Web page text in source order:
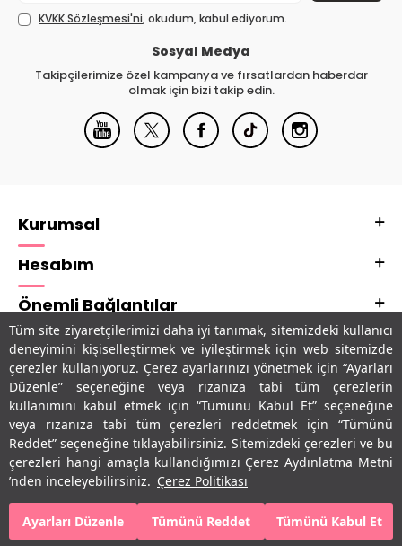
Tüm site ziyaretçilerimizi daha iyi tanımak, sitemizdeki kullanıcı
deneyimini kişiselleştirmek ve iyileştirmek için web sitemizde
çerezler kullanıyoruz. Çerez ayarlarınızı yönetmek için “Ayarları
Düzenle” seçeneğine veya rızanıza tabi tüm çerezlerin
kullanımını kabul etmek için “Tümünü Kabul Et” seçeneğine
veya rızanıza tabi tüm çerezleri reddetmek için “Tümünü
Reddet” seçeneğine tıklayabilirsiniz. Sitemizdeki çerezleri ve bu
çerezleri hangi amaçla kullandığımızı Çerez Aydınlatma Metni
’nden inceleyebilirsiniz. Çerez Politikası
Ayarları Düzenle Tümünü Reddet Tümünü Kabul Et
SEPETE EKLE HEMEN AL
KVKK Sözleşmesi'ni, okudum, kabul ediyorum.
Sosyal Medya
Takipçilerimize özel kampanya ve fırsatlardan haberdar
olmak için bizi takip edin.
Kurumsal
Hesabım
Önemli Bağlantılar
Adres & İletişim
Uygulamalarımız